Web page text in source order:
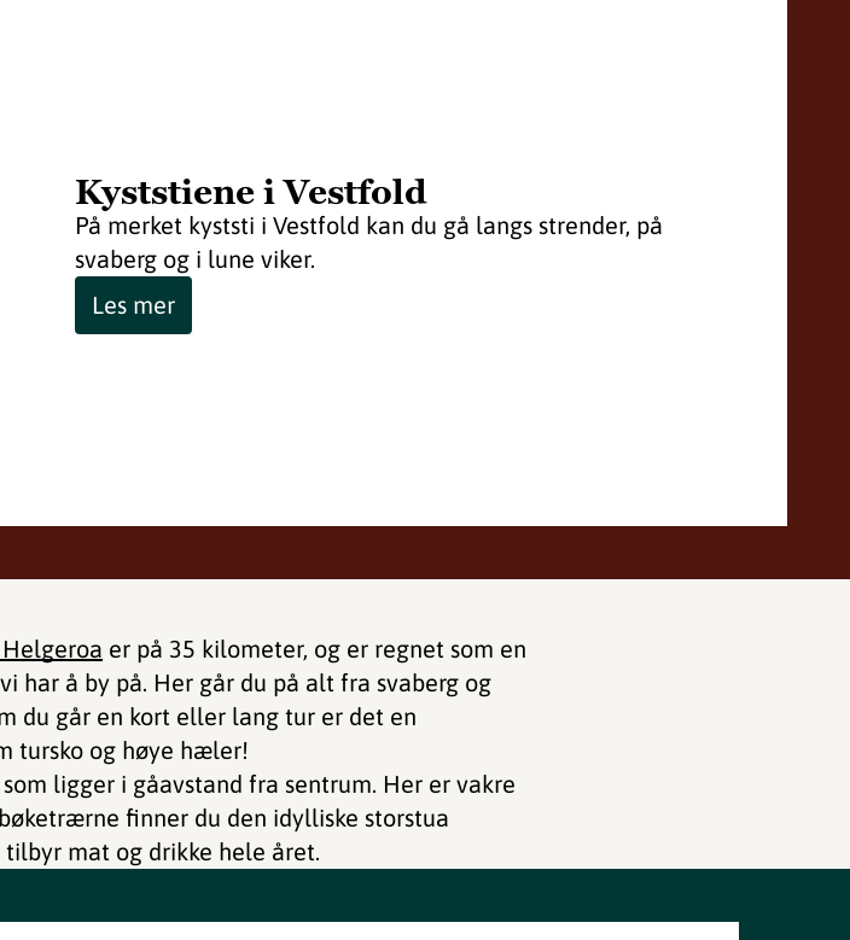
Kyststiene i Vestfold
På merket kyststi i Vestfold kan du gå langs strender, på
svaberg og i lune viker.
Les mer
er på 35 kilometer, og er regnet som en
har å by på. Her går du på alt fra svaberg og
du går en kort eller lang tur er det en
tursko og høye hæler!
som ligger i gåavstand fra sentrum. Her er vakre
finner du den idylliske storstua
mat og drikke hele året.